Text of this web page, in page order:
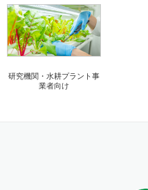
研究機関・水耕プラント事
業者向け